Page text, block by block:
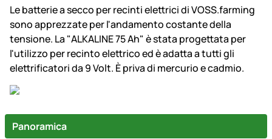
Le batterie a secco per recinti elettrici di VOSS.farming
sono apprezzate per l'andamento costante della
tensione. La "ALKALINE 75 Ah" è stata progettata per
l'utilizzo per recinto elettrico ed è adatta a tutti gli
elettrificatori da 9 Volt. È priva di mercurio e cadmio.
Panoramica